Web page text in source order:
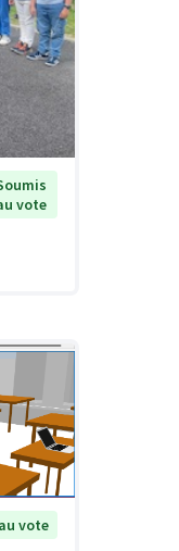
vote
vote